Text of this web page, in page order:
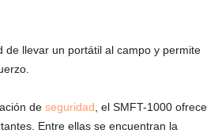
de llevar un portátil al campo y permite
de seguridad , el SMFT-1000 ofrece
Entre ellas se encuentran la